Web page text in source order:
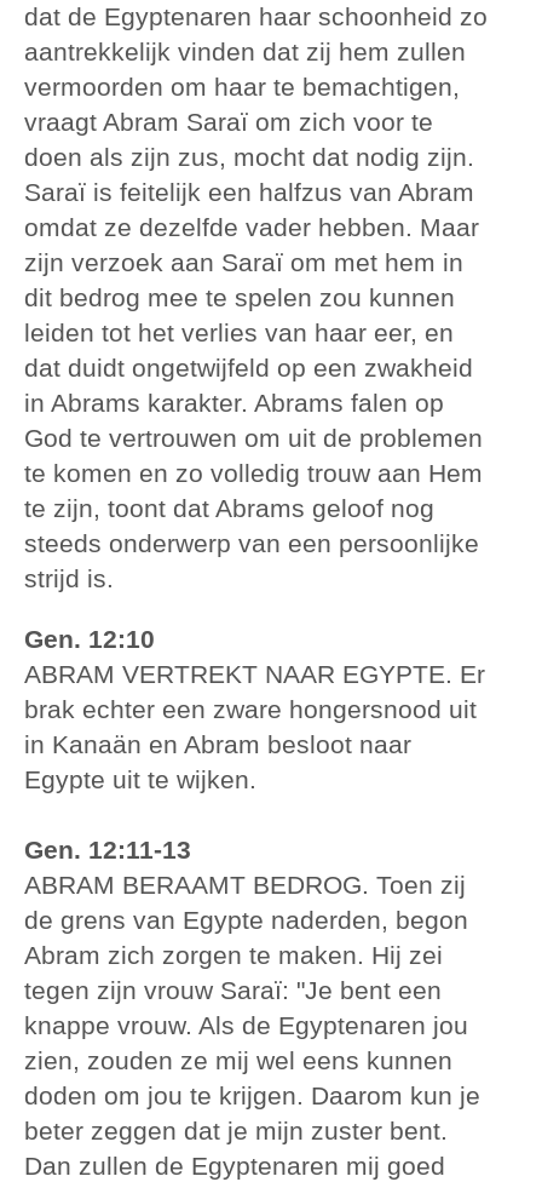
dat de Egyptenaren haar schoonheid zo
aantrekkelijk vinden dat zij hem zullen
vermoorden om haar te bemachtigen,
vraagt Abram Saraï om zich voor te
doen als zijn zus, mocht dat nodig zijn.
Saraï is feitelijk een halfzus van Abram
omdat ze dezelfde vader hebben. Maar
zijn verzoek aan Saraï om met hem in
dit bedrog mee te spelen zou kunnen
leiden tot het verlies van haar eer, en
dat duidt ongetwijfeld op een zwakheid
in Abrams karakter. Abrams falen op
God te vertrouwen om uit de problemen
te komen en zo volledig trouw aan Hem
te zijn, toont dat Abrams geloof nog
steeds onderwerp van een persoonlijke
strijd is.
Gen. 12:10
ABRAM VERTREKT NAAR EGYPTE. Er
brak echter een zware hongersnood uit
in Kanaän en Abram besloot naar
Egypte uit te wijken.
Gen. 12:11-13
ABRAM BERAAMT BEDROG. Toen zij
de grens van Egypte naderden, begon
Abram zich zorgen te maken. Hij zei
tegen zijn vrouw Saraï: "Je bent een
knappe vrouw. Als de Egyptenaren jou
zien, zouden ze mij wel eens kunnen
doden om jou te krijgen. Daarom kun je
beter zeggen dat je mijn zuster bent.
Dan zullen de Egyptenaren mij goed